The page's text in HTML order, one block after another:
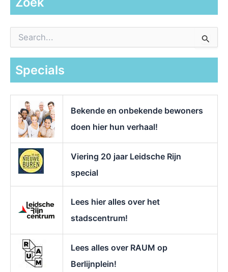
a
Specials
Bekende en onbekende bewoners
doen hier hun verhaal!
Viering 20 jaar Leidsche Rijn
special
Lees hier alles over het
stadscentrum!
Lees alles over RAUM op
Berlijnplein!